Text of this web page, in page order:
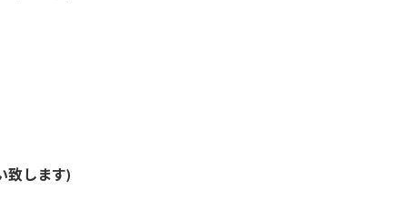
致します)